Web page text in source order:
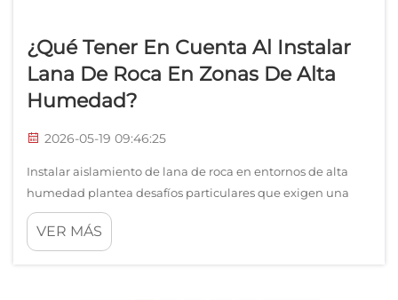
¿Qué Tener En Cuenta Al Instalar
Lana De Roca En Zonas De Alta
Humedad?
2026-05-19 09:46:25
Instalar aislamiento de lana de roca en entornos de alta
humedad plantea desafíos particulares que exigen una
planificación y ejecución cuidadosas. La exposición a la
humedad puede comprometer significativamente el
VER MÁS